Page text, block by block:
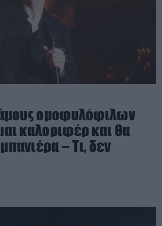
ομοφυλόφιλων
καλοριφέρ και θα
– Τι, δεν